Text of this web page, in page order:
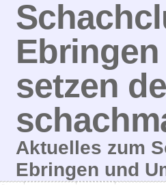
setzen
Aktuelles zum
Ebringen und